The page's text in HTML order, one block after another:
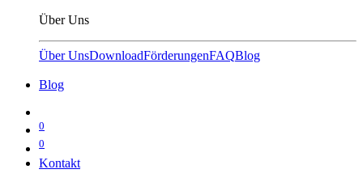
Über Uns
Über UnsDownloadFörderungenFAQBlog
Blog
0
0
Kontakt